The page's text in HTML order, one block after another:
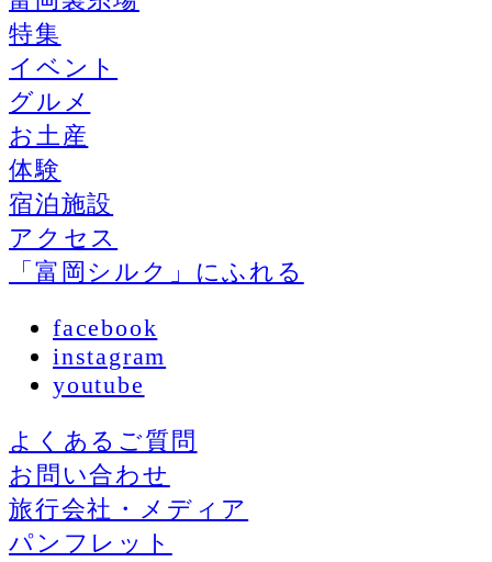
特集
イベント
グルメ
お土産
体験
宿泊施設
アクセス
「富岡シルク」にふれる
facebook
instagram
youtube
よくあるご質問
お問い合わせ
旅行会社・メディア
パンフレット